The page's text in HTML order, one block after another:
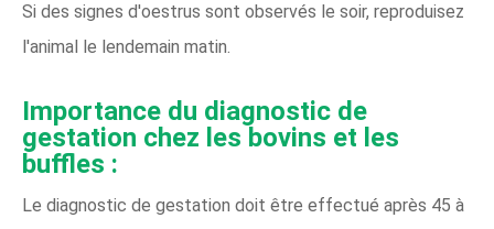
Si des signes d'oestrus sont observés le soir, reproduisez
l'animal le lendemain matin.
Importance du diagnostic de
gestation chez les bovins et les
buffles :
Le diagnostic de gestation doit être effectué après 45 à